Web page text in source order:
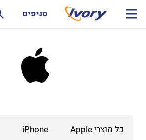
סניפים
כל מוצרי Apple iPhone